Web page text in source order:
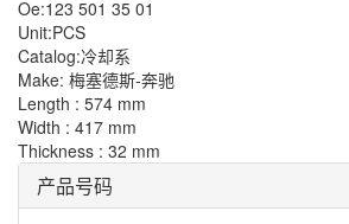
Oe:123 501 35 01
Unit:PCS
Catalog:冷却系
Make: 梅塞德斯-奔驰
Length : 574 mm
Width : 417 mm
Thickness : 32 mm
产品号码